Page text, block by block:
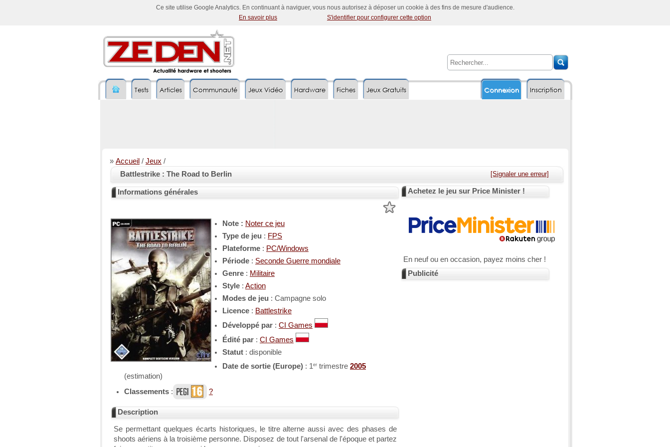
Ce site utilise Google Analytics. En continuant à naviguer, vous nous autorisez à déposer un cookie à des fins de mesure d'audience.
En savoir plus
S'identifier pour configurer cette option
Inscription
Tests Articles Communauté Jeux Vidéo Hardware Fiches Connexion
Jeux Gratuits
» Accueil / Jeux /
[Signaler une erreur]
Battlestrike : The Road to Berlin
Informations générales
Note : Noter ce jeu
Type de jeu : FPS
Plateforme : PC/Windows
Période : Seconde Guerre mondiale
Genre : Militaire
Style : Action
Modes de jeu : Campagne solo
Licence : Battlestrike
Développé par : CI Games
Édité par : CI Games
Statut : disponible
Date de sortie (Europe) : 1er trimestre 2005
(estimation)
Classements : ?
Description
Se permettant quelques écarts historiques, le titre alterne aussi avec des phases de
shoots aériens à la troisième personne. Disposez de tout l'arsenal de l'époque et partez
Achetez le jeu sur Price Minister !
En neuf ou en occasion, payez moins cher !
Publicité